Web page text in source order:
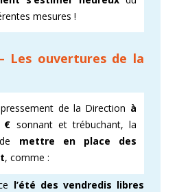
mesures !
Les ouvertures de la
de la Direction à
€ sonnant et trébuchant, la
mettre en place des
, comme :​
l’été des vendredis libres